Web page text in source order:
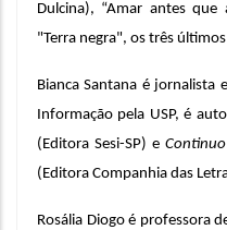
Dulcina), “Amar antes
"Terra negra", os três
Bianca Santana é jornalista
Informação pela USP, é
(Editora Sesi-SP) e
(Editora Companhia das
Rosália Diogo é professora